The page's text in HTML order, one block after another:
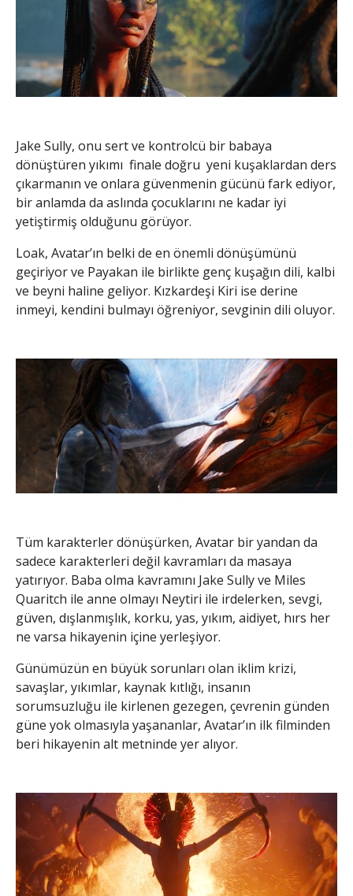
Jake Sully, onu sert ve kontrolcü bir babaya
dönüştüren yıkımı finale doğru yeni kuşaklardan ders
çıkarmanın ve onlara güvenmenin gücünü fark ediyor,
bir anlamda da aslında çocuklarını ne kadar iyi
yetiştirmiş olduğunu görüyor.
Loak, Avatar’ın belki de en önemli dönüşümünü
geçiriyor ve Payakan ile birlikte genç kuşağın dili, kalbi
ve beyni haline geliyor. Kızkardeşi Kiri ise derine
inmeyi, kendini bulmayı öğreniyor, sevginin dili oluyor.
Tüm karakterler dönüşürken, Avatar bir yandan da
sadece karakterleri değil kavramları da masaya
yatırıyor. Baba olma kavramını Jake Sully ve Miles
Quaritch ile anne olmayı Neytiri ile irdelerken, sevgi,
güven, dışlanmışlık, korku, yas, yıkım, aidiyet, hırs her
ne varsa hikayenin içine yerleşiyor.
Günümüzün en büyük sorunları olan iklim krizi,
savaşlar, yıkımlar, kaynak kıtlığı, insanın
sorumsuzluğu ile kirlenen gezegen, çevrenin günden
güne yok olmasıyla yaşananlar, Avatar’ın ilk filminden
beri hikayenin alt metninde yer alıyor.